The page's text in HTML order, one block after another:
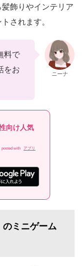
飾りやインテリア
されます。
料で
をお
ニーナ
向け人気
posted with
アプリ
ミニゲーム